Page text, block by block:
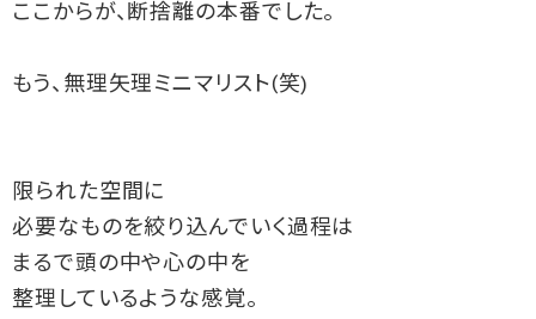
ここからが、断捨離の本番でした。
もう、無理矢理ミニマリスト(笑)
限られた空間に
必要なものを絞り込んでいく過程は
まるで頭の中や心の中を
整理しているような感覚。